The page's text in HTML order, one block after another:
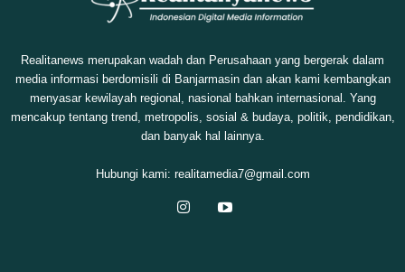
Realitanews merupakan wadah dan Perusahaan yang bergerak dalam
media informasi berdomisili di Banjarmasin dan akan kami kembangkan
menyasar kewilayah regional, nasional bahkan internasional. Yang
mencakup tentang trend, metropolis, sosial & budaya, politik, pendidikan,
dan banyak hal lainnya.
Hubungi kami: realitamedia7@gmail.com